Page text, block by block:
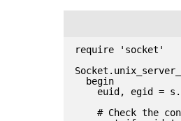
require 'socket'
  begin
euid, egid =
# Check the